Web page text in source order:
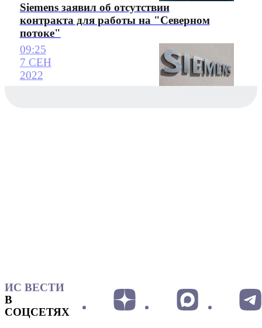
Siemens заявил об отсутствии
контракта для работы на "Северном
потоке"
09:25
7 СЕН
2022
ИС ВЕСТИ
В
СОЦСЕТЯХ